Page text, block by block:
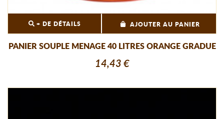
+ DE DÉTAILS AJOUTER AU PANIER
PANIER SOUPLE MENAGE 40 LITRES ORANGE GRADUE
14,43 €